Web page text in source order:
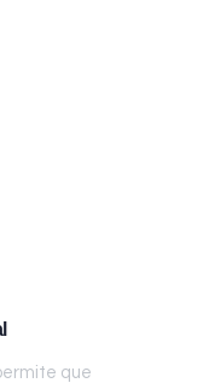
que